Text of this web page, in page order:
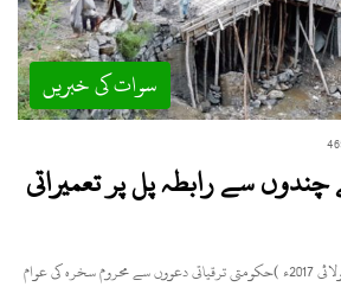
سوات کی خبریں
سے رابطہ پل پر تعمیراتی
سوات (زما سوات ڈاٹ کام ۔30جولائی 2017ء )حکومتی ترقیاتی دعووں سے محروم سخرہ کی عوام